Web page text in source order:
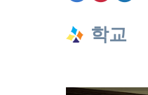
학교